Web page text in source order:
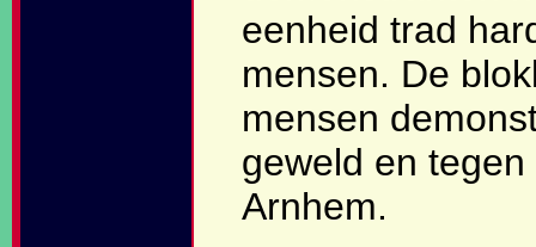
eenheid trad
mensen. De
mensen
geweld en
Arnhem.